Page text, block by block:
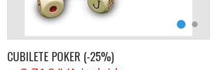
CUBILETE POKER (-25%)